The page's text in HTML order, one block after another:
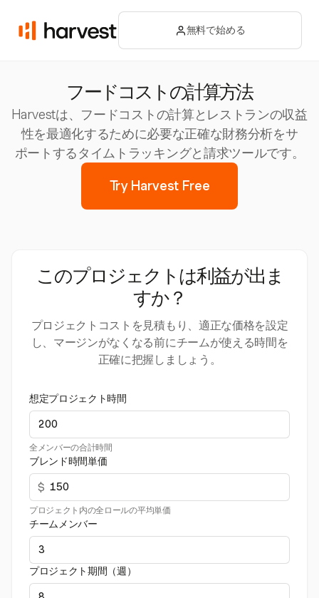
無料で始める
フードコストの計算方法
Harvestは、フードコストの計算とレストランの収益
性を最適化するために必要な正確な財務分析をサ
ポートするタイムトラッキングと請求ツールです。
Try Harvest Free
このプロジェクトは利益が出ま
すか？
プロジェクトコストを見積もり、適正な価格を設定
し、マージンがなくなる前にチームが使える時間を
正確に把握しましょう。
想定プロジェクト時間
全メンバーの合計時間
ブレンド時間単価
$
プロジェクト内の全ロールの平均単価
チームメンバー
プロジェクト期間（週）